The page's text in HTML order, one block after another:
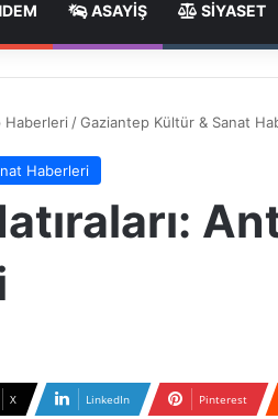
ASAYIŞ SIYASET
Haberleri /Gaziantep Kültür & Sanat
Haberleri
X LinkedIn Pinterest